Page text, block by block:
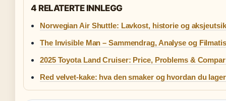
4 RELATERTE INNLEGG
Norwegian Air Shuttle: Lavkost, historie og
The Invisible Man – Sammendrag, Analyse og
2025 Toyota Land Cruiser: Price, Problems &
Red velvet-kake: hva den smaker og hvordan du